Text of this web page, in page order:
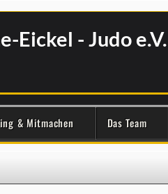
Eickel - Judo e.V.
& Mitmachen Das Team